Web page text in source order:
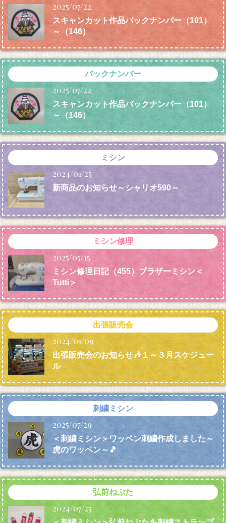
2025/07/22
スキャンカット作品バックナンバー（101）
～（146）
バックナンバー
2025/07/22
スキャンカット作品バックナンバー（101）
～（146）
ミシン
2024/01/25
新商品のお知らせ～シャリオ590～
ミシン修理
2025/05/15
ミシン修理日記（455）ブラザーミシン＜
Tutti＞
出張販売会
2024/01/09
出張販売会のお知らせ🎶１～３月スケジュー
ル
刺繍ミシン
2025/07/29
＜刺繍ミシン＞ワッペン刺繍作成しました～
虎のワッペン～🎵
弘前ねぷた
2024/07/25